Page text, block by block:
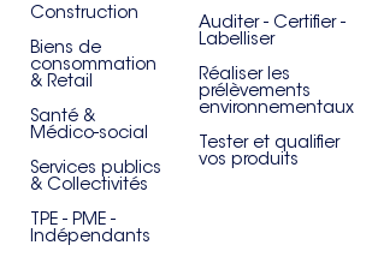
Construction
Biens de
consommation
& Retail
Santé &
Médico-social
Services publics
& Collectivités
TPE - PME -
Indépendants
Auditer - Certifier -
Labelliser
Réaliser les
prélèvements
environnementaux
Tester et qualifier
vos produits